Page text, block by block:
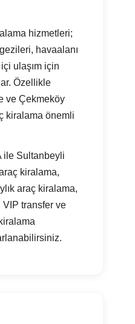
hizmetleri;
havaalanı
ulaşım için
Özellikle
ve Çekmeköy
kiralama önemli
ile Sultanbeyli
kiralama,
araç kiralama,
transfer ve